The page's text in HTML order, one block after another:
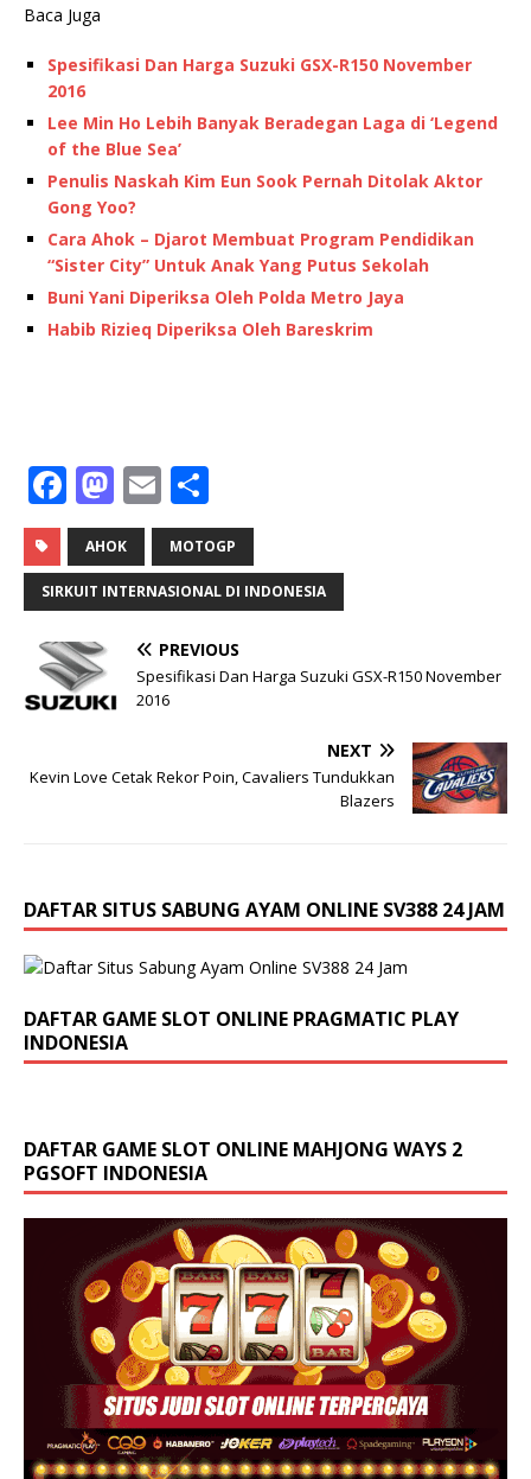
Baca Juga
Spesifikasi Dan Harga Suzuki GSX-R150 November
2016
Lee Min Ho Lebih Banyak Beradegan Laga di ‘Legend
of the Blue Sea’
Penulis Naskah Kim Eun Sook Pernah Ditolak Aktor
Gong Yoo?
Cara Ahok – Djarot Membuat Program Pendidikan
“Sister City” Untuk Anak Yang Putus Sekolah
Buni Yani Diperiksa Oleh Polda Metro Jaya
Habib Rizieq Diperiksa Oleh Bareskrim
F
a
c
e
b
o
o
M
a
st
o
n
E
m
ai
l
h
ar
e
AHOK MOTOGP
SIRKUIT INTERNASIONAL DI INDONESIA
PREVIOUS
Spesifikasi Dan Harga Suzuki GSX-R150 November
2016
NEXT
Kevin Love Cetak Rekor Poin, Cavaliers Tundukkan
Blazers
DAFTAR SITUS SABUNG AYAM ONLINE SV388 24 JAM
DAFTAR GAME SLOT ONLINE PRAGMATIC PLAY
INDONESIA
DAFTAR GAME SLOT ONLINE MAHJONG WAYS 2
PGSOFT INDONESIA